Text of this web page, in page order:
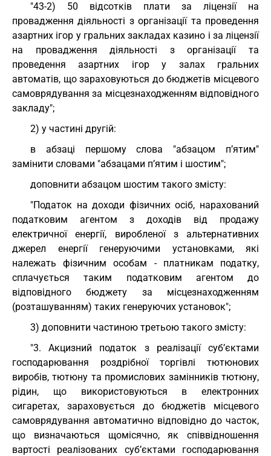
"43-2) 50 відсотків плати за ліцензії на
провадження діяльності з організації та проведення
азартних ігор у гральних закладах казино і за ліцензії
на провадження діяльності з організації та
проведення азартних ігор у залах гральних
автоматів, що зараховуються до бюджетів місцевого
самоврядування за місцезнаходженням відповідного
закладу";
2) у частині другій:
в абзаці першому слова "абзацом п’ятим"
замінити словами "абзацами п’ятим і шостим";
доповнити абзацом шостим такого змісту:
"Податок на доходи фізичних осіб, нарахований
податковим агентом з доходів від продажу
електричної енергії, виробленої з альтернативних
джерел енергії генеруючими установками, які
належать фізичним особам - платникам податку,
сплачується таким податковим агентом до
відповідного бюджету за місцезнаходженням
(розташуванням) таких генеруючих установок";
3) доповнити частиною третьою такого змісту:
"3. Акцизний податок з реалізації суб’єктами
господарювання роздрібної торгівлі тютюнових
виробів, тютюну та промислових замінників тютюну,
рідин, що використовуються в електронних
сигаретах, зараховується до бюджетів місцевого
самоврядування автоматично відповідно до часток,
що визначаються щомісячно, як співвідношення
вартості реалізованих суб’єктами господарювання